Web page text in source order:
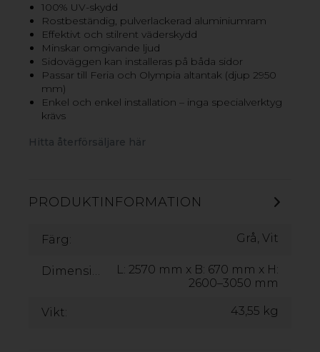
100% UV-skydd
Rostbeständig, pulverlackerad aluminiumram
Effektivt och stilrent väderskydd
Minskar omgivande ljud
Sidoväggen kan installeras på båda sidor
Passar till Feria och Olympia altantak (djup 2950
mm)
Enkel och enkel installation – inga specialverktyg
krävs
Hitta återförsäljare här
PRODUKTINFORMATION
Färg: Grå, Vit
Dimensioner:
L: 2570 mm x B: 670 mm x H:
2600–3050 mm
Vikt: 43,55 kg
GOP TERRACE ALTANTAK
gop Terrace är ett exklusivt terrasstak med en modern
design och genomtänkt funktion. Den stilrena och
stabila konstruktionen i underhållsfritt aluminium kräver
bara två stolpar, vilket ger en luftig och öppen lösning
som enkelt ansluts till huset. Vattnet leds bort genom
integrerade kanaler i valfri stolpe. Som tak väljer du
kanalplast gop Multiglas. gop Terrace finns i tre olika
GOP TERRACE KOMPLETT ALTANTAK SKYROOF